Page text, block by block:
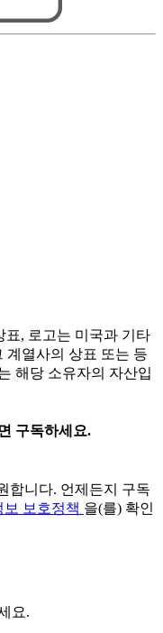
표, 로고는 미국과 기타
계열사의 상표 또는 등
해당 소유자의 자산입
구독하세요.
합니다. 언제든지 구독
보 보호정책 을(를) 확인
요.